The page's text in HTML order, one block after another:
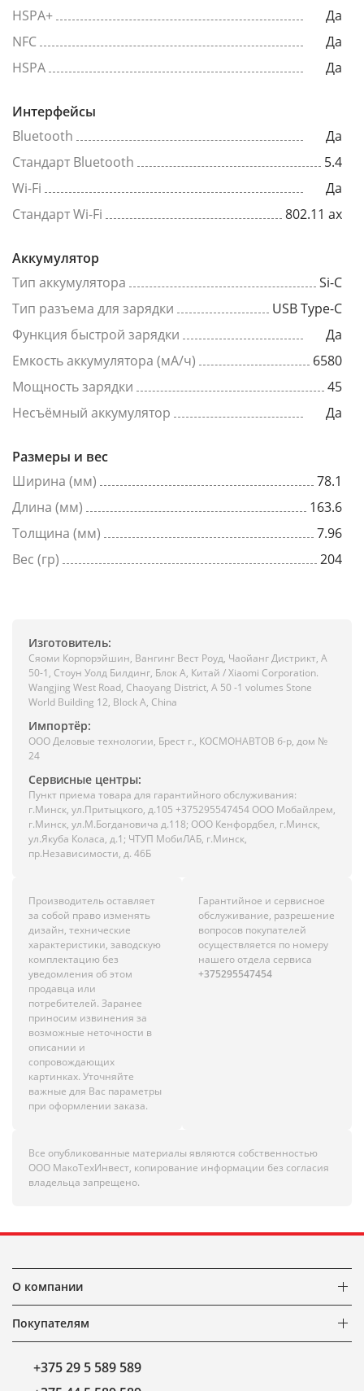
HSPA+
Да
NFC
Да
HSPA
Да
Интерфейсы
Bluetooth
Да
Стандарт Bluetooth
5.4
Wi-Fi
Да
Стандарт Wi-Fi
802.11 ax
Аккумулятор
Тип аккумулятора
Si-C
Тип разъема для зарядки
USB Type-C
Функция быстрой зарядки
Да
Емкость аккумулятора (мА/ч)
6580
Мощность зарядки
45
Несъёмный аккумулятор
Да
Размеры и вес
Ширина (мм)
78.1
Длина (мм)
163.6
Толщина (мм)
7.96
Вес (гр)
204
Изготовитель:
Сяоми Корпорэйшин, Вангинг Вест Роуд, Чаойанг Дистрикт, А
50-1, Стоун Уолд Билдинг, Блок А, Китай / Xiaomi Corporation.
Wangjing West Road, Chaoyang District, A 50 -1 volumes Stone
World Building 12, Block A, China
Импортёр:
ООО Деловые технологии, Брест г., КОСМОНАВТОВ б-р, дом №
24
Сервисные центры:
Пункт приема товара для гарантийного обслуживания:
г.Минск, ул.Притыцкого, д.105 +375295547454 ООО Мобайлрем,
г.Минск, ул.М.Богдановича д.118; ООО Кенфордбел, г.Минск,
ул.Якуба Коласа, д.1; ЧТУП МобиЛАБ, г.Минск,
пр.Независимости, д. 46Б
Производитель оставляет
за собой право изменять
дизайн, технические
характеристики, заводскую
комплектацию без
уведомления об этом
продавца или
потребителей. Заранее
приносим извинения за
возможные неточности в
описании и
сопровождающих
картинках. Уточняйте
важные для Вас параметры
при оформлении заказа.
Гарантийное и сервисное
обслуживание, разрешение
вопросов покупателей
осуществляется по номеру
нашего отдела сервиса
+375295547454
Все опубликованные материалы являются собственностью
ООО МакоТехИнвест, копирование информации без согласия
владельца запрещено.
О компании
Покупателям
+375 29 5 589 589